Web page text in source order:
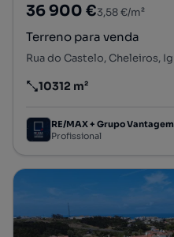
36 900 €3,58 €/m²
Terreno para venda
Preço por metro quadrado
10312 m²
RE/MAX + Grupo Vantagem
Profissional